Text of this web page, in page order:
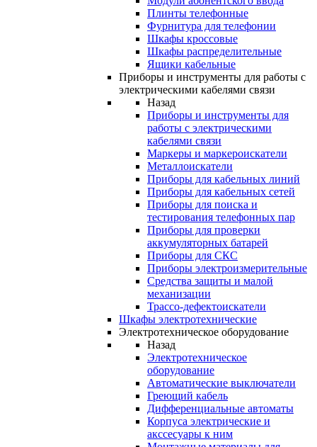
Плинты телефонные
Фурнитура для телефонии
Шкафы кроссовые
Шкафы распределительные
Ящики кабельные
Приборы и инструменты для работы с
электрическими кабелями связи
Назад
Приборы и инструменты для
работы с электрическими
кабелями связи
Маркеры и маркероискатели
Металлоискатели
Приборы для кабельных линий
Приборы для кабельных сетей
Приборы для поиска и
тестирования телефонных пар
Приборы для проверки
аккумуляторных батарей
Приборы для СКС
Приборы электроизмерительные
Средства защиты и малой
механизации
Трассо-дефектоискатели
Шкафы электротехнические
Электротехническое оборудование
Назад
Электротехническое
оборудование
Автоматические выключатели
Греющий кабель
Дифференциальные автоматы
Корпуса электрические и
акссесуары к ним